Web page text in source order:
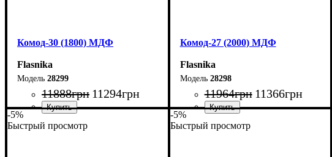
Комод-30 (1800) МДФ
Flasnika
28299
11888грн 11294грн
Комод-27 (2000) МДФ
Flasnika
28298
11964грн 11366грн
-5%
Быстрый просмотр
-5%
Быстрый просмотр